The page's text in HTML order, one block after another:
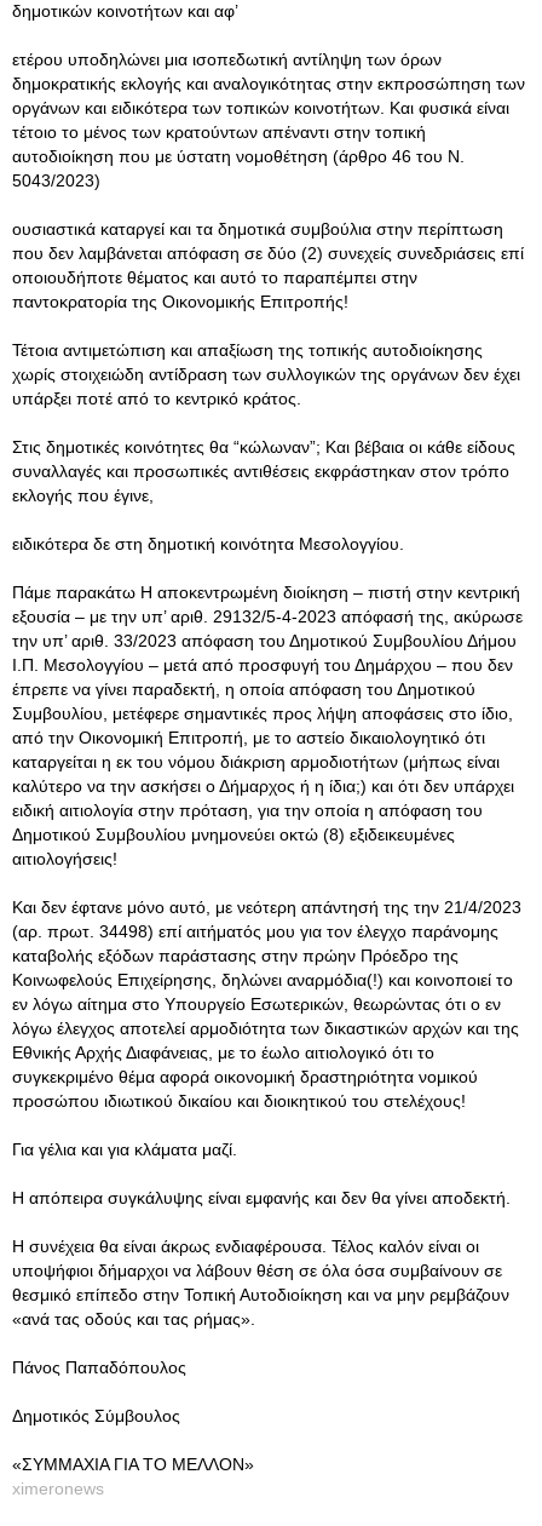
δημοτικών κοινοτήτων και αφ’
ετέρου υποδηλώνει μια ισοπεδωτική αντίληψη των όρων
δημοκρατικής εκλογής και αναλογικότητας στην εκπροσώπηση των
οργάνων και ειδικότερα των τοπικών κοινοτήτων. Και φυσικά είναι
τέτοιο το μένος των κρατούντων απέναντι στην τοπική
αυτοδιοίκηση που με ύστατη νομοθέτηση (άρθρο 46 του Ν.
5043/2023)
ουσιαστικά καταργεί και τα δημοτικά συμβούλια στην περίπτωση
που δεν λαμβάνεται απόφαση σε δύο (2) συνεχείς συνεδριάσεις επί
οποιουδήποτε θέματος και αυτό το παραπέμπει στην
παντοκρατορία της Οικονομικής Επιτροπής!
Τέτοια αντιμετώπιση και απαξίωση της τοπικής αυτοδιοίκησης
χωρίς στοιχειώδη αντίδραση των συλλογικών της οργάνων δεν έχει
υπάρξει ποτέ από το κεντρικό κράτος.
Στις δημοτικές κοινότητες θα “κώλωναν”; Και βέβαια οι κάθε είδους
συναλλαγές και προσωπικές αντιθέσεις εκφράστηκαν στον τρόπο
εκλογής που έγινε,
ειδικότερα δε στη δημοτική κοινότητα Μεσολογγίου.
Πάμε παρακάτω Η αποκεντρωμένη διοίκηση – πιστή στην κεντρική
εξουσία – με την υπ’ αριθ. 29132/5-4-2023 απόφασή της, ακύρωσε
την υπ’ αριθ. 33/2023 απόφαση του Δημοτικού Συμβουλίου Δήμου
Ι.Π. Μεσολογγίου – μετά από προσφυγή του Δημάρχου – που δεν
έπρεπε να γίνει παραδεκτή, η οποία απόφαση του Δημοτικού
Συμβουλίου, μετέφερε σημαντικές προς λήψη αποφάσεις στο ίδιο,
από την Οικονομική Επιτροπή, με το αστείο δικαιολογητικό ότι
καταργείται η εκ του νόμου διάκριση αρμοδιοτήτων (μήπως είναι
καλύτερο να την ασκήσει ο Δήμαρχος ή η ίδια;) και ότι δεν υπάρχει
ειδική αιτιολογία στην πρόταση, για την οποία η απόφαση του
Δημοτικού Συμβουλίου μνημονεύει οκτώ (8) εξιδεικευμένες
αιτιολογήσεις!
Και δεν έφτανε μόνο αυτό, με νεότερη απάντησή της την 21/4/2023
(αρ. πρωτ. 34498) επί αιτήματός μου για τον έλεγχο παράνομης
καταβολής εξόδων παράστασης στην πρώην Πρόεδρο της
Κοινωφελούς Επιχείρησης, δηλώνει αναρμόδια(!) και κοινοποιεί το
εν λόγω αίτημα στο Υπουργείο Εσωτερικών, θεωρώντας ότι ο εν
λόγω έλεγχος αποτελεί αρμοδιότητα των δικαστικών αρχών και της
Εθνικής Αρχής Διαφάνειας, με το έωλο αιτιολογικό ότι το
συγκεκριμένο θέμα αφορά οικονομική δραστηριότητα νομικού
προσώπου ιδιωτικού δικαίου και διοικητικού του στελέχους!
Για γέλια και για κλάματα μαζί.
Η απόπειρα συγκάλυψης είναι εμφανής και δεν θα γίνει αποδεκτή.
Η συνέχεια θα είναι άκρως ενδιαφέρουσα. Τέλος καλόν είναι οι
υποψήφιοι δήμαρχοι να λάβουν θέση σε όλα όσα συμβαίνουν σε
θεσμικό επίπεδο στην Τοπική Αυτοδιοίκηση και να μην ρεμβάζουν
«ανά τας οδούς και τας ρήμας».
Πάνος Παπαδόπουλος
Δημοτικός Σύμβουλος
«ΣΥΜΜΑΧΙΑ ΓΙΑ ΤΟ ΜΕΛΛΟΝ»
ximeronews